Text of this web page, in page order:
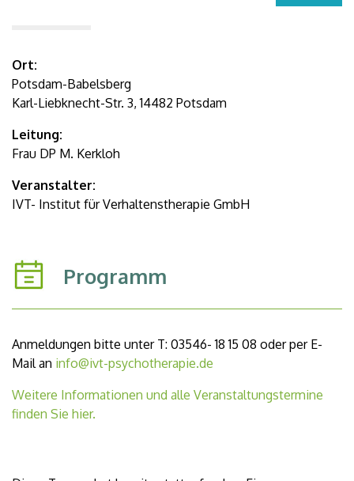
Ort:
Potsdam-Babelsberg
Karl-Liebknecht-Str. 3, 14482 Potsdam
Leitung:
Frau DP M. Kerkloh
Veranstalter:
IVT- Institut für Verhaltenstherapie GmbH
Programm
Anmeldungen bitte unter T: 03546- 18 15 08 oder per E-
Mail an info@ivt-psychotherapie.de
Weitere Informationen und alle Veranstaltungstermine
finden Sie hier.